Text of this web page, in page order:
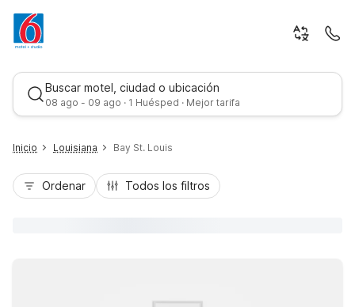
Buscar motel, ciudad o ubicación
08 ago - 09 ago · 1 Huésped · Mejor tarifa
Inicio Louisiana Bay St. Louis
Ordenar Todos los filtros